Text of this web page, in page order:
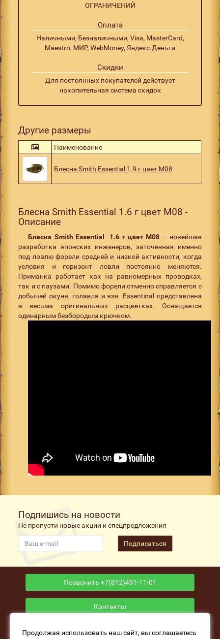
ОГРАНИЧЕНИЙ
Оплата
Наличными, Безналичными, Visa, MasterCard,
Maestro, МИР, WebMoney, Яндекс.Деньги
Скидки
Для постоянных покупателей действует
накопительная система скидок
Другие размеры
Наименование
Блесна Smith Essential 1.9 г цвет M08
Блесна Smith Essential 1.6 г цвет M08 -
Описание
Блесна Smith Essential 1.6 г цвет M08 – новейшая
разработка японских инженеров, заточенная именно
под ловлю форели средней и низкой активности, когда
условия и горизонт ловли постоянно меняются.
Приманка работает как на равномерных проводках,
так и с паузами. Помимо форели отменно справляется с
добычей окуня, голавля и язя. Essentinal представлена
в весьма оригинальных расцветках. Оснащается
одинарным безбородым крючком.
Подпишись на новости
Не пропусти новые акции и спецпредложения
Подписаться
Позвонить +7(812)491-11-01
Контакты
Приложение
Продолжая использовать наш сайт, вы соглашаетесь